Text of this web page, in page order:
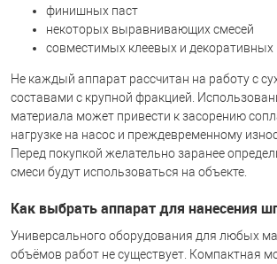
финишных паст
некоторых выравнивающих смесей
совместимых клеевых и декоративных
Не каждый аппарат рассчитан на работу с
составами с крупной фракцией.
материала может привести к засорению
нагрузке на насос и преждевременному
Перед покупкой желательно заранее
смеси будут использоваться на объекте.
Как выбрать аппарат для нанесения
Универсального оборудования для любых
объёмов работ не существует. Компактная